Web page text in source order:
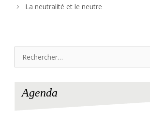
La neutralité et le neutre
Agenda